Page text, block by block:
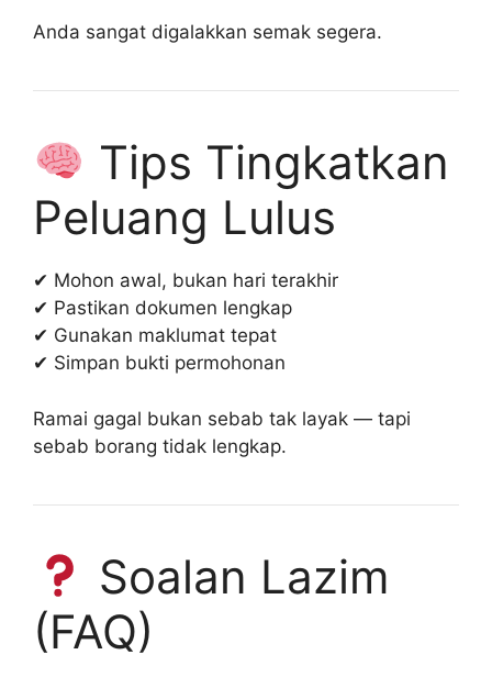
Anda sangat digalakkan semak segera.
Tips Tingkatkan
Peluang Lulus
✔ Mohon awal, bukan hari terakhir
✔ Pastikan dokumen lengkap
✔ Gunakan maklumat tepat
✔ Simpan bukti permohonan
Ramai gagal bukan sebab tak layak — tapi
sebab borang tidak lengkap.
Soalan Lazim
(FAQ)